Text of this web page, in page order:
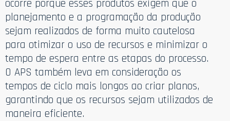
ocorre porque esses produtos exigem que o
planejamento e a programação da produção
sejam realizados de forma muito cautelosa
para otimizar o uso de recursos e minimizar o
tempo de espera entre as etapas do processo.
O APS também leva em consideração os
tempos de ciclo mais longos ao criar planos,
garantindo que os recursos sejam utilizados de
maneira eficiente.